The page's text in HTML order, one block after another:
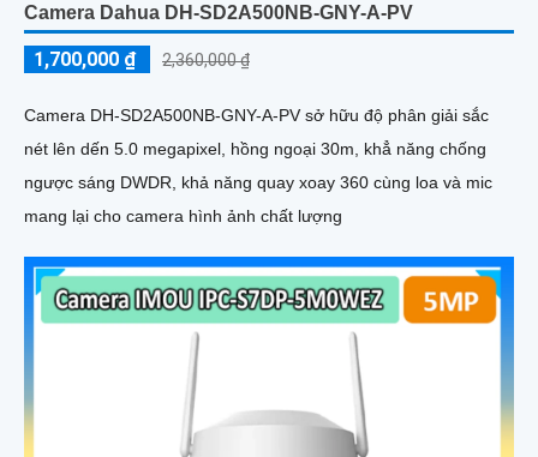
Camera Dahua DH-SD2A500NB-GNY-A-PV
1,700,000 ₫ 2,360,000 ₫
Camera DH-SD2A500NB-GNY-A-PV sở hữu độ phân giải sắc
nét lên dến 5.0 megapixel, hồng ngoại 30m, khẳ năng chống
ngược sáng DWDR, khả năng quay xoay 360 cùng loa và mic
mang lại cho camera hình ảnh chất lượng